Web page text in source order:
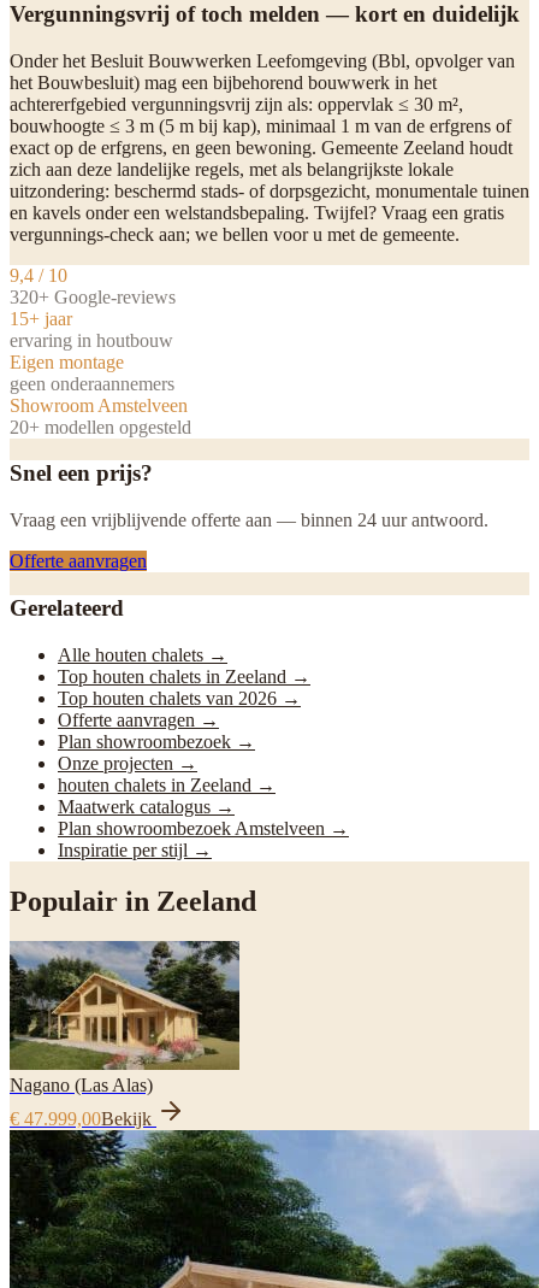
Vergunningsvrij of toch melden — kort en duidelijk
Onder het Besluit Bouwwerken Leefomgeving (Bbl, opvolger van
het Bouwbesluit) mag een bijbehorend bouwwerk in het
achtererfgebied vergunningsvrij zijn als: oppervlak ≤ 30 m²,
bouwhoogte ≤ 3 m (5 m bij kap), minimaal 1 m van de erfgrens of
exact op de erfgrens, en geen bewoning. Gemeente Zeeland houdt
zich aan deze landelijke regels, met als belangrijkste lokale
uitzondering: beschermd stads- of dorpsgezicht, monumentale tuinen
en kavels onder een welstandsbepaling. Twijfel? Vraag een gratis
vergunnings-check aan; we bellen voor u met de gemeente.
9,4 / 10
320+ Google-reviews
15+ jaar
ervaring in houtbouw
Eigen montage
geen onderaannemers
Showroom Amstelveen
20+ modellen opgesteld
Snel een prijs?
Vraag een vrijblijvende offerte aan — binnen 24 uur antwoord.
Offerte aanvragen
Gerelateerd
Alle houten chalets →
Top houten chalets in Zeeland →
Top houten chalets van 2026 →
Offerte aanvragen →
Plan showroombezoek →
Onze projecten →
houten chalets in Zeeland →
Maatwerk catalogus →
Plan showroombezoek Amstelveen →
Inspiratie per stijl →
Populair in Zeeland
Nagano (Las Alas)
€ 47.999,00Bekijk